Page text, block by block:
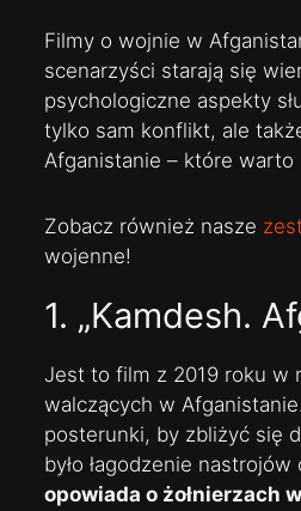
Filmy o wojnie w
scenarzyści starają się
psychologiczne aspekty
tylko sam konflikt, ale
Afganistanie – które warto
Zobacz również nasze
wojenne!
1. „Kamdesh.
Jest to film z 2019 roku w
walczących w
posterunki, by zbliżyć się
było łagodzenie
opowiada o żołnierzach